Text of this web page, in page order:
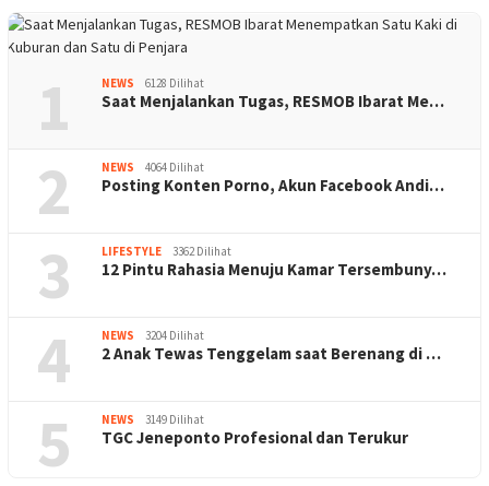
1 NEWS 6128 Dilihat
Saat Menjalankan Tugas, RESMOB Ibarat Me…
2 NEWS 4064 Dilihat
Posting Konten Porno, Akun Facebook Andi…
3 LIFESTYLE 3362 Dilihat
12 Pintu Rahasia Menuju Kamar Tersembuny…
4 NEWS 3204 Dilihat
2 Anak Tewas Tenggelam saat Berenang di …
5 NEWS 3149 Dilihat
TGC Jeneponto Profesional dan Terukur